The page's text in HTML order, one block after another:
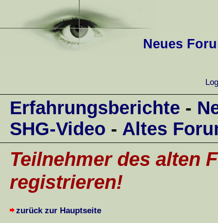
Neues
Erfahrungsberichte -
SHG-Video - Altes
Teilnehmer des alten
registrieren!
zurück zur Hauptseite